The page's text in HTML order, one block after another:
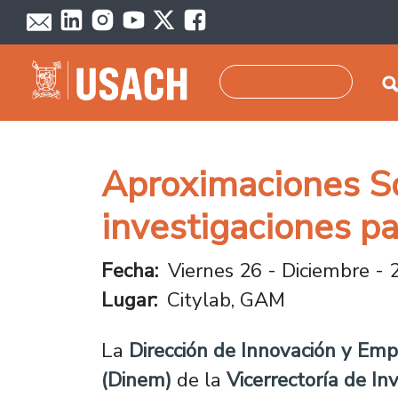
Pasar al contenido principal
Aproximaciones
investigaciones
Fecha Viernes 26 - Diciembre -
Lugar Citylab, GAM
La Dirección de Innovación y
(Dinem) de la Vicerrectoría de